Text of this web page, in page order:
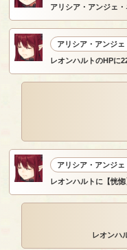
アリシア・アンジェ
アリシア・アンジ
レオンハルトのHPに
アリシア・アンジ
レオンハルトに【恍惚
レオンハ